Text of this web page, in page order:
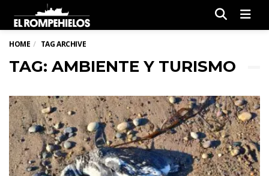
HOME TAG ARCHIVE
TAG: AMBIENTE Y TURISMO